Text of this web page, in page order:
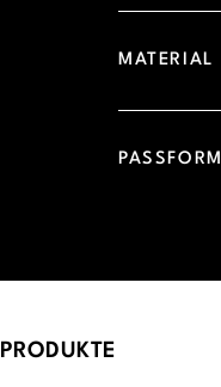
MATERIAL
PASSFORM